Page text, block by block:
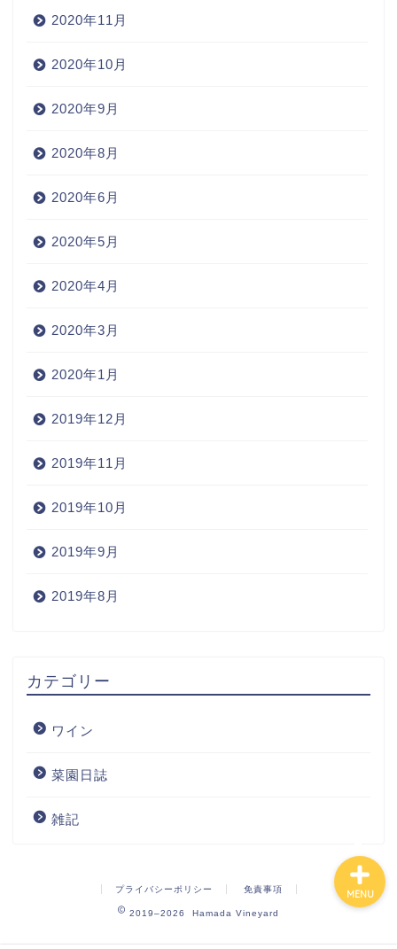
2020年11月
2020年10月
2020年9月
2020年8月
2020年6月
2020年5月
2020年4月
2020年3月
2020年1月
2019年12月
2019年11月
2019年10月
2019年9月
2019年8月
カテゴリー
ワイン
菜園日誌
雑記
プライバシーポリシー 免責事項
2019–2026 Hamada Vineyard
MENU
Wine